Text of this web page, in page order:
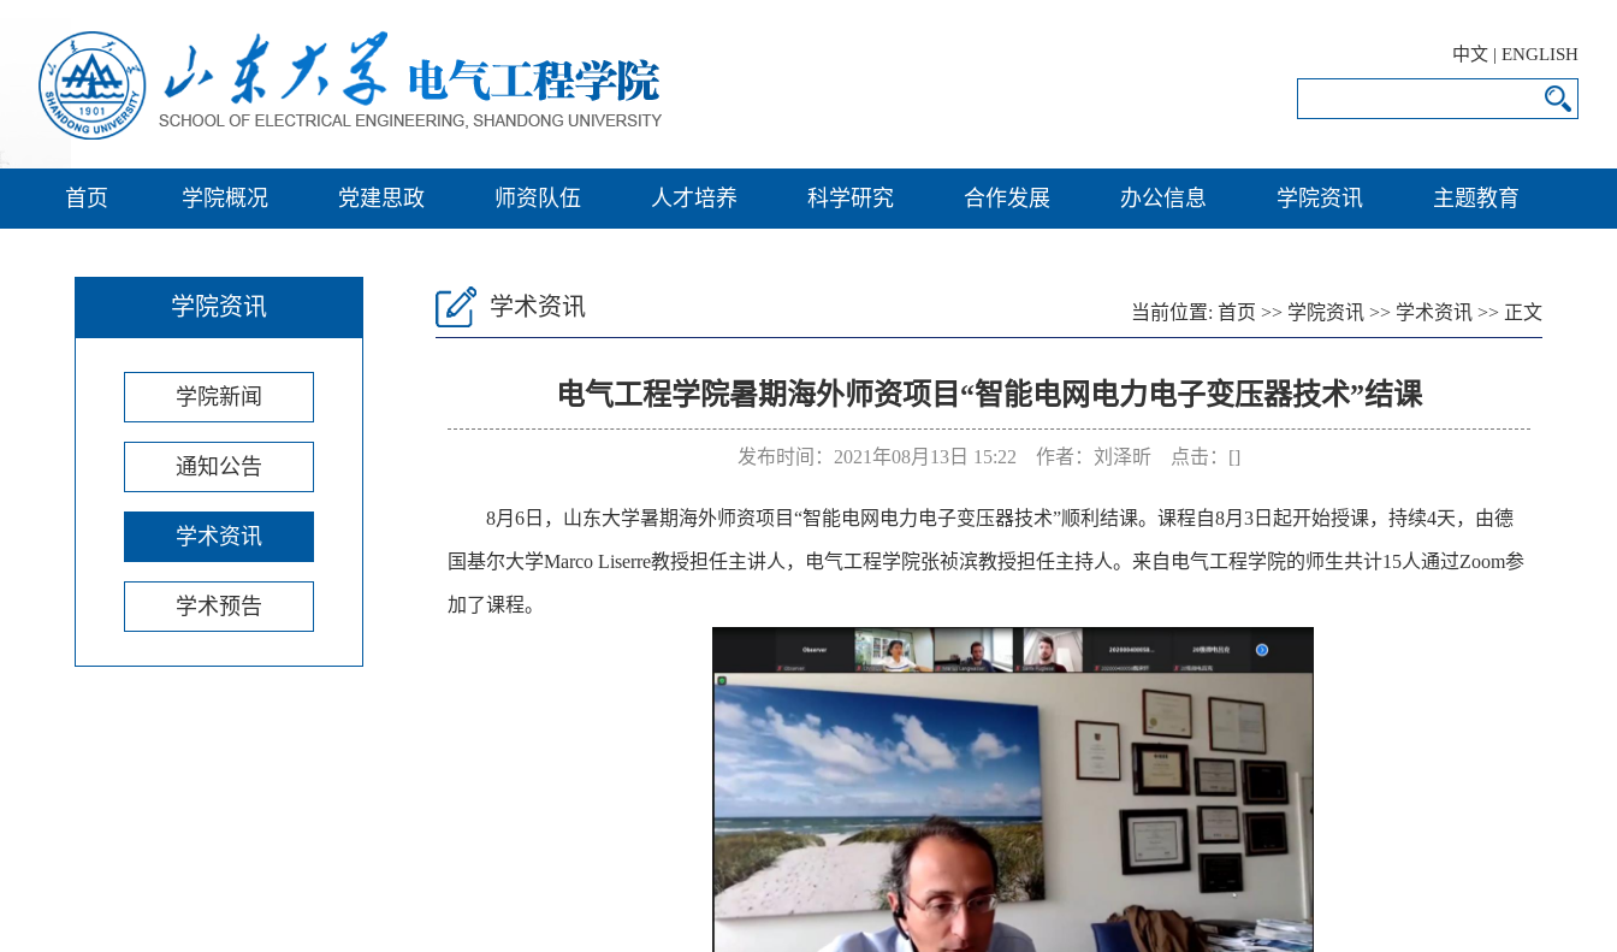
中文 | ENGLISH
首页 学院概况 党建思政 师资队伍 人才培养 科学研究 合作发展 办公信息 学院资讯 主题教育
学院资讯
学院新闻
通知公告
学术资讯
学术预告
学术资讯 当前位置: 首页 >> 学院资讯 >> 学术资讯 >> 正文
电气工程学院暑期海外师资项目“智能电网电力电子变压器技术”结课
发布时间：2021年08月13日 15:22 作者：刘泽昕 点击：[]
8月 6 日，山东大学暑期海外师资项目“智能电网电力电子变压器技术”顺利结课。课程自8月 3 日起开始授课，持续4天，由德
国基尔大学Marco Liserre教授担任主讲人，电气工程学院张祯滨教授担任主持人。来自电气工程学院的师生共计15人通过Zoom参
加了课程。